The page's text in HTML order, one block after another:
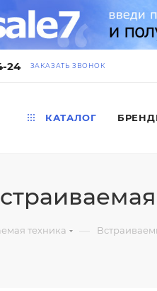
24 ЗАКАЗАТЬ ЗВОНОК
КАТАЛОГ
техника —